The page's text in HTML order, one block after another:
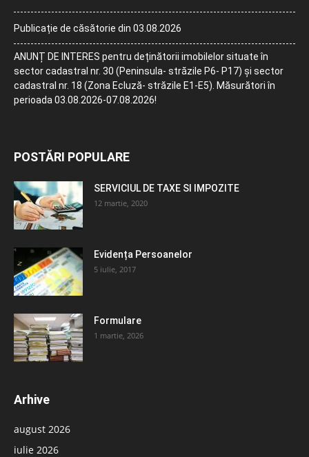
Publicație de căsătorie din 03.08.2026
ANUNȚ DE INTERES pentru deținătorii imobilelor situate în
sector cadastral nr. 30 (Peninsula- străzile P6- P17) și sector
cadastral nr. 18 (Zona Ecluză- străzile E1-E5). Măsurători în
perioada 03.08.2026-07.08.2026!
POSTĂRI POPULARE
SERVICIUL DE TAXE SI IMPOZITE
12 martie, 2020
Evidența Persoanelor
5 iulie, 2017
Formulare
1 martie, 2026
Arhive
august 2026
iulie 2026